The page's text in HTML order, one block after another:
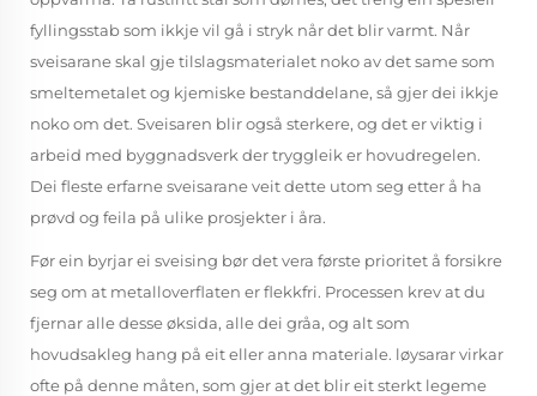
fyllingsstab som ikkje vil gå i stryk når det blir varmt. Når
sveisarane skal gje tilslagsmaterialet noko av det same som
smeltemetalet og kjemiske bestanddelane, så gjer dei ikkje
noko om det. Sveisaren blir også sterkere, og det er viktig i
arbeid med byggnadsverk der tryggleik er hovudregelen.
Dei fleste erfarne sveisarane veit dette utom seg etter å ha
prøvd og feila på ulike prosjekter i åra.
Før ein byrjar ei sveising bør det vera første prioritet å forsikre
seg om at metalloverflaten er flekkfri. Processen krev at du
fjernar alle desse øksida, alle dei gråa, og alt som
hovudsakleg hang på eit eller anna materiale. løysarar virkar
ofte på denne måten, som gjer at det blir eit sterkt legeme